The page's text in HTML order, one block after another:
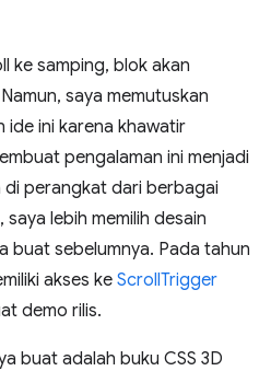
ke samping, blok akan
saya memutuskan
ide ini karena khawatir
pengalaman ini menjadi
perangkat dari berbagai
lebih memilih desain
buat sebelumnya. Pada tahun
akses ke ScrollTrigger
demo rilis.
buat adalah buku CSS 3D